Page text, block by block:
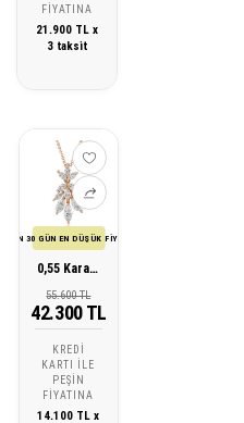
FIYATINA
21.900 TL x
3 taksit
SON 30 GÜN EN DÜŞÜK FİYATI
0,55 Karat Markiz Pırlanta Tasarım Kolye
55.600 TL
42.300 TL
KREDI
KARTI ILE
PEŞIN
FIYATINA
14.100 TL x